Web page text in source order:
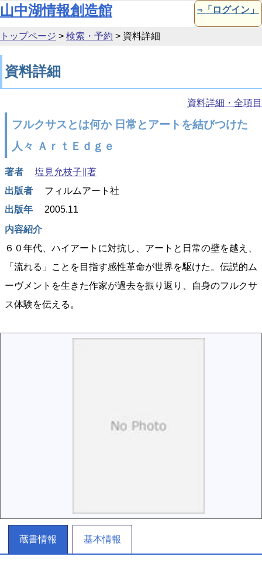
本文へ移動
山中湖情報創造館 ⇒「ログイン」
トップページ > 検索・予約 > 資料詳細
資料詳細
資料詳細・全項目
フルクサスとは何か 日常とアートを結びつけた
人々 ＡｒｔＥｄｇｅ
著者
塩見允枝子∥著
出版者
フィルムアート社
出版年
2005.11
内容紹介
６０年代、ハイアートに対抗し、アートと日常の壁を越え、
「流れる」ことを目指す感性革命が世界を駆けた。伝説的ム
ーヴメントを生きた作家が過去を振り返り、自身のフルクサ
ス体験を伝える。
蔵書情報 基本情報